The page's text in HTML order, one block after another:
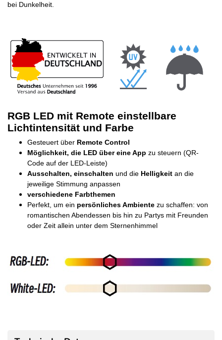
bei Dunkelheit.
RGB LED mit Remote einstellbare
Lichtintensität und Farbe
Gesteuert über Remote Control
Möglichkeit, die LED über eine App zu steuern (QR-
Code auf der LED-Leiste)
Ausschalten, einschalten und die Helligkeit an die
jeweilige Stimmung anpassen
verschiedene Farbthemen
Perfekt, um ein persönliches Ambiente zu schaffen: von
romantischen Abendessen bis hin zu Partys mit Freunden
oder Zeit allein unter dem Sternenhimmel